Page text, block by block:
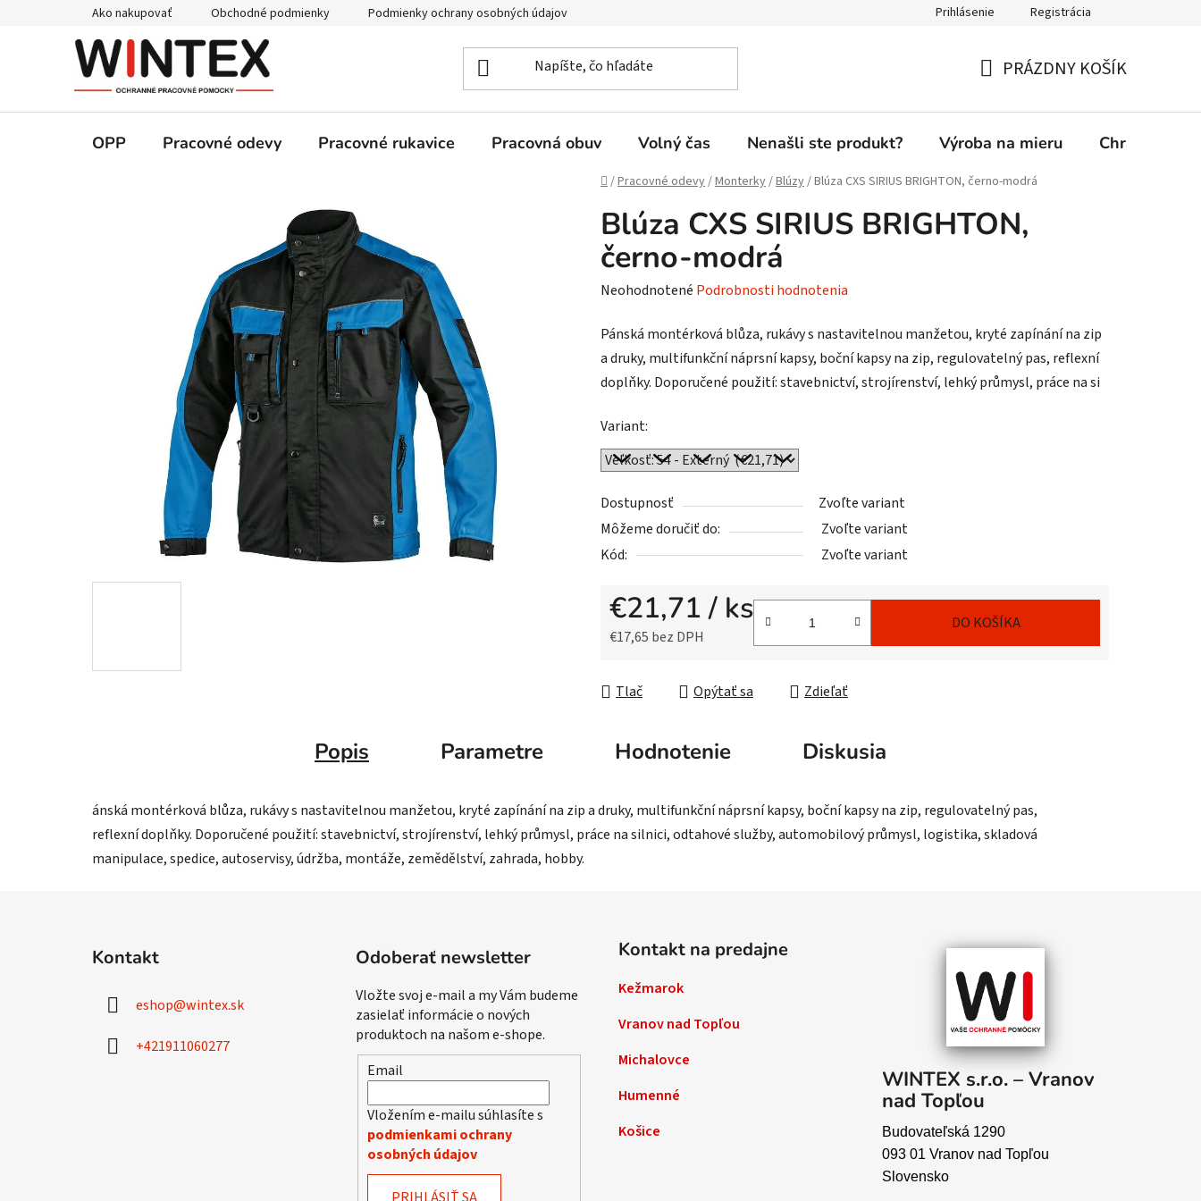
Ako nakupovať Obchodné podmienky Podmienky ochrany osobných údajov Prihlásenie Registrácia
KOŠÍK
PRÁZDNY KOŠÍK
OPP Pracovné odevy Pracovné rukavice Pracovná obuv Volný čas Nenašli ste produkt? Výroba na mieru Chránená
Domov
/Pracovné odevy/Monterky/Blúzy/Blúza CXS SIRIUS BRIGHTON, černo-modrá
Blúza CXS SIRIUS BRIGHTON,
černo-modrá
Priemerné
produktu
je
0,0
5
hviezdičiek.
Neohodnotené Podrobnosti hodnotenia
Pánská montérková blůza, rukávy s nastavitelnou manžetou, kryté zapínání na zip
a druky, multifunkční náprsní kapsy, boční kapsy na zip, regulovatelný pas, reflexní
doplňky. Doporučené použití: stavebnictví, strojírenství, lehký průmysl, práce na si
Variant:
Dostupnosť
Zvoľte variant
Môžeme doručiť do:
Zvoľte variant
Kód:
Zvoľte variant
€21,71/ ks
€17,65 bez DPH
DO KOŠÍKA
Tlač Opýtať sa Zdieľať
Popis Parametre Hodnotenie Diskusia
ánská montérková blůza, rukávy s nastavitelnou manžetou, kryté zapínání na zip a druky, multifunkční náprsní kapsy, boční kapsy na zip, regulovatelný pas,
reflexní doplňky. Doporučené použití: stavebnictví, strojírenství, lehký průmysl, práce na silnici, odtahové služby, automobilový průmysl, logistika, skladová
manipulace, spedice, autoservisy, údržba, montáže, zemědělství, zahrada, hobby.
Kontakt
eshop@wintex.sk
+421911060277
Odoberať newsletter
Vložte svoj e-mail a my Vám budeme
zasielať informácie o nových
produktoch na našom e-shope.
Email
Vložením e-mailu súhlasíte s
podmienkami ochrany
osobných údajov
Kontakt na predajne
Kežmarok
Vranov nad Topľou
Michalovce
Humenné
Košice
WINTEX s.r.o. – Vranov
nad Topľou
Budovateľská 1290
093 01 Vranov nad Topľou
Slovensko